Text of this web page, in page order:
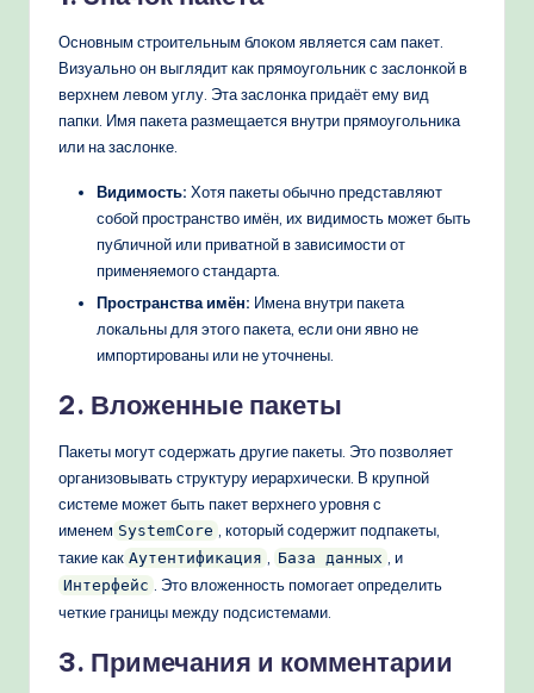
Основным строительным блоком является сам пакет.
Визуально он выглядит как прямоугольник с заслонкой в
верхнем левом углу. Эта заслонка придаёт ему вид
папки. Имя пакета размещается внутри прямоугольника
или на заслонке.
Видимость: Хотя пакеты обычно представляют
собой пространство имён, их видимость может быть
публичной или приватной в зависимости от
применяемого стандарта.
Пространства имён: Имена внутри пакета
локальны для этого пакета, если они явно не
импортированы или не уточнены.
2. Вложенные пакеты
Пакеты могут содержать другие пакеты. Это позволяет
организовывать структуру иерархически. В крупной
системе может быть пакет верхнего уровня с
именем SystemCore , который содержит подпакеты,
такие как Аутентификация , База данных , и
Интерфейс . Это вложенность помогает определить
четкие границы между подсистемами.
3. Примечания и комментарии